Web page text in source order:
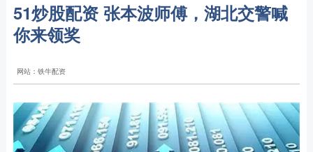
51炒股配资 张本波师傅，湖北交警喊
你来领奖
网站：铁牛配资